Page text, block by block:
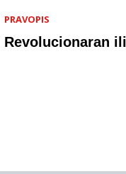
PRAVOPIS
Revolucionaran